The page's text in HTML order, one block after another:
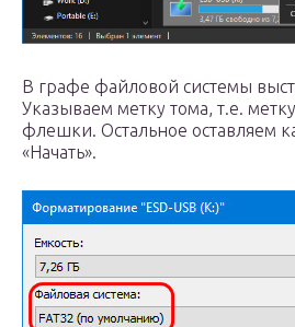
В графе файловой системы
Указываем метку тома, т.е.
флешки. Остальное оставляем
«Начать».